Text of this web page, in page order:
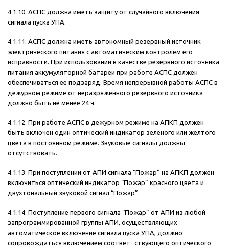
4.1.10. АСПС должна иметь защиту от случайного включения
сигнала пуска УПА.
4.1.11. АСПС должна иметь автономный резервный источник
электрического питания с автоматическим контролем его
исправности. При использовании в качестве резервного источника
питания аккумуляторной батареи при работе АСПС должен
обеспечиваться ее подзаряд. Время непрерывной работы АСПС в
дежурном режиме от неразряженного резервного источника
должно быть не менее 24 ч.
4.1.12. При работе АСПС в дежурном режиме на АПКП должен
быть включен один оптический индикатор зеленого или желтого
цвета в постоянном режиме. Звуковые сигналы должны
отсутствовать.
4.1.13. При поступлении от АПИ сигнала “Пожар” на АПКП должен
включиться оптический индикатор “Пожар” красного цвета и
двухтональный звуковой сигнал “Пожар”.
4.1.14. Поступление первого сигнала “Пожар” от АПИ из любой
запрограммированной группы АПИ, осуществляющих
автоматическое включение сигнала пуска УПА, должно
сопровождаться включением соответ- ствующего оптического